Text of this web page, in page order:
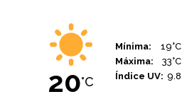
20°C
Mínima:
19°C
Máxima:
33°C
Índice UV: 9.8